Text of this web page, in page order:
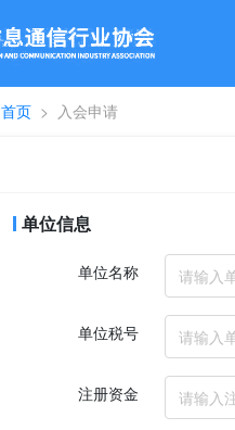
首页 入会申请
单位信息
单位名称
单位税号
注册资金